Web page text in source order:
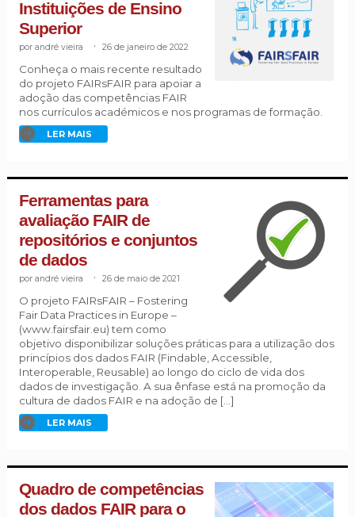
Instituições de Ensino
Superior
andré vieira 26 de janeiro de 2022
Conheça o mais recente resultado
do projeto FAIRsFAIR para apoiar a
adoção das competências FAIR
nos currículos académicos e nos programas de formação.
LER MAIS
Ferramentas para
avaliação FAIR de
repositórios e conjuntos
de dados
andré vieira 26 de maio de 2021
O projeto FAIRsFAIR – Fostering
Fair Data Practices in Europe –
(www.fairsfair.eu) tem como
objetivo disponibilizar soluções práticas para a utilização dos
princípios dos dados FAIR (Findable, Accessible,
Interoperable, Reusable) ao longo do ciclo de vida dos
dados de investigação. A sua ênfase está na promoção da
cultura de dados FAIR e na adoção de […]
LER MAIS
Quadro de competências
dos dados FAIR para o